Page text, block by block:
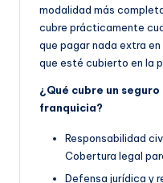
modalidad más
cubre prácticamente
que pagar nada extra
que esté cubierto en la
¿Qué cubre un
franquicia?
Responsabilidad
Cobertura legal
Defensa jurídica y